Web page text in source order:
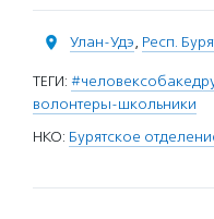
Улан-Удэ, Респ.
ТЕГИ:
волонтеры-школьники
НКО: Бурятское